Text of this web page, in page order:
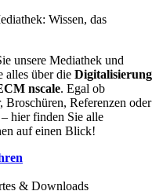
Wissen, das
unsere Mediathek und
alles über die Digitalisierung
nscale. Egal ob
Broschüren, Referenzen oder
hier finden Sie alle
auf einen Blick!
& Downloads